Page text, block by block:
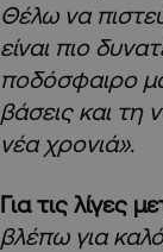
Θέλω να
είναι πιο
ποδόσφαιρο
βάσεις και τη
νέα χρονιά».
Για τις λίγες
βλέπω για